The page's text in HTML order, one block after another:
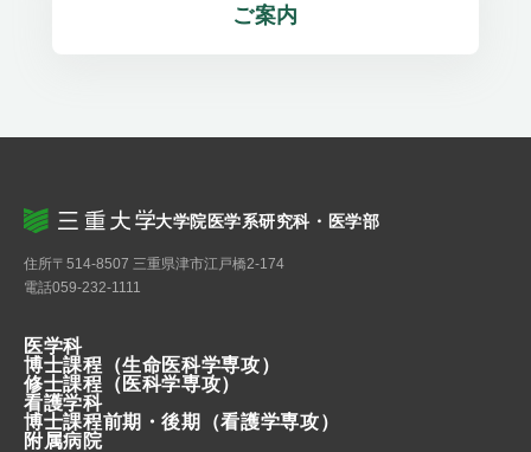
ご案内
大学院医学系研究科・医学部
住所〒514-8507 三重県津市江戸橋2-174
電話059-232-1111
医学科
博士課程 （生命医科学専攻）
修士課程 （医科学専攻）
看護学科
博士課程前期・後期
（看護学専攻）
附属病院